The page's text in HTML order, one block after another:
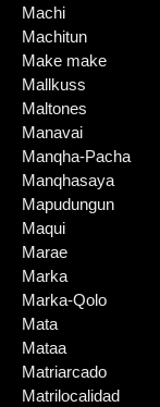
Machi
Machitun
Make make
Mallkuss
Maltones
Manavai
Manqha-Pacha
Manqhasaya
Mapudungun
Maqui
Marae
Marka
Marka-Qolo
Mata
Mataa
Matriarcado
Matrilocalidad